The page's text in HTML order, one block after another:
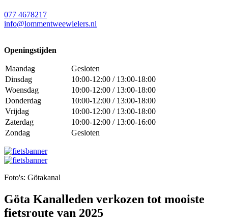
077 4678217
info@lommentweewielers.nl
Openingstijden
Maandag
Gesloten
Dinsdag
10:00-12:00 / 13:00-18:00
Woensdag
10:00-12:00 / 13:00-18:00
Donderdag
10:00-12:00 / 13:00-18:00
Vrijdag
10:00-12:00 / 13:00-18:00
Zaterdag
10:00-12:00 / 13:00-16:00
Zondag
Gesloten
Foto's: Götakanal
Göta Kanalleden verkozen tot mooiste
fietsroute van 2025